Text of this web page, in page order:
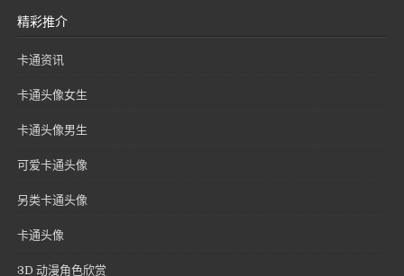
精彩推介
卡通资讯
卡通头像女生
卡通头像男生
可爱卡通头像
另类卡通头像
卡通头像
3D 动漫角色欣赏